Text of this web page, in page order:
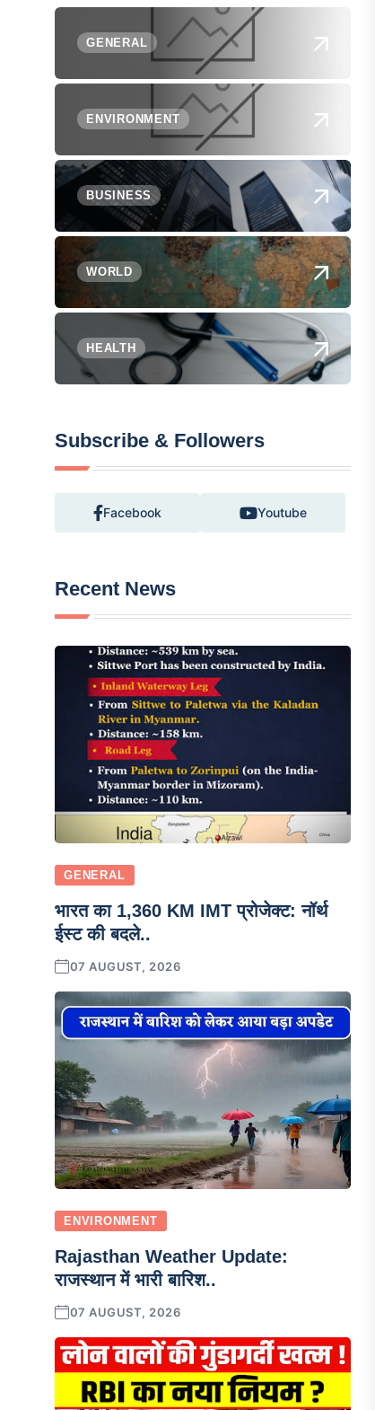
GENERAL
ENVIRONMENT
BUSINESS
WORLD
HEALTH
Subscribe & Followers
Facebook Youtube
Recent News
GENERAL
भारत का 1,360 KM IMT प्रोजेक्ट: नॉर्थ
ईस्ट की बदले..
07 AUGUST, 2026
ENVIRONMENT
Rajasthan Weather Update:
राजस्थान में भारी बारिश..
07 AUGUST, 2026